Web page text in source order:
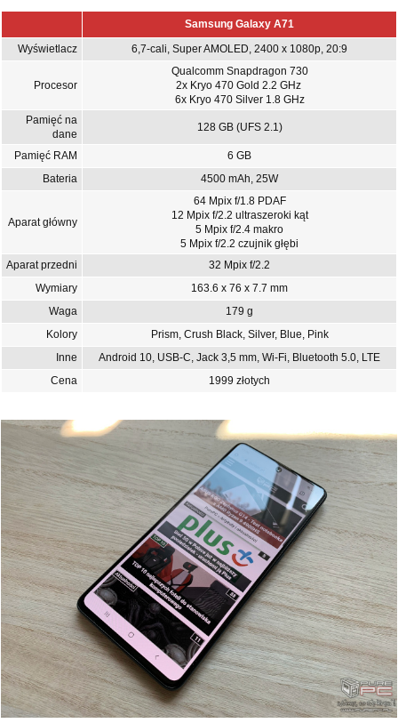
Samsung Galaxy A71
Wyświetlacz
6,7-cali, Super AMOLED, 2400 x 1080p, 20:9
Procesor
Qualcomm Snapdragon 730
2x Kryo 470 Gold 2.2 GHz
6x Kryo 470 Silver 1.8 GHz
Pamięć na
dane
128 GB (UFS 2.1)
Pamięć RAM
6 GB
Bateria
4500 mAh, 25W
Aparat główny
64 Mpix f/1.8 PDAF
12 Mpix f/2.2 ultraszeroki kąt
5 Mpix f/2.4 makro
5 Mpix f/2.2 czujnik głębi
Aparat przedni
32 Mpix f/2.2
Wymiary
163.6 x 76 x 7.7 mm
Waga
179 g
Kolory
Prism, Crush Black, Silver, Blue, Pink
Inne
Android 10, USB-C, Jack 3,5 mm, Wi-Fi, Bluetooth 5.0, LTE
Cena
1999 złotych